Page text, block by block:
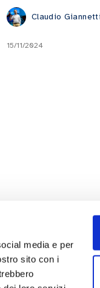
media e per
sito con i
Claudio Giannetti
15/11/2024